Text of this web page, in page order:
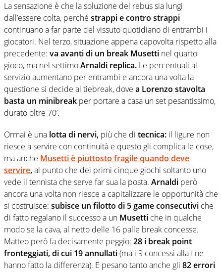
La sensazione è che la soluzione del rebus sia lungi
dall’essere colta, perché strappi e contro strappi
continuano a far parte del vissuto quotidiano di entrambi i
giocatori. Nel terzo, situazione appena capovolta rispetto alla
precedente: va avanti di un break Musetti nel quarto
gioco, ma nel settimoArnaldi replica. Le percentuali al
servizio aumentano per entrambi e ancora una volta la
questione si decide al tiebreak, dove a Lorenzo stavolta
basta un minibreak per portare a casa un set pesantissimo,
durato oltre 70’.
Ormai è una lotta di nervi, più che di tecnica: il ligure non
riesce a servire con continuità e questo gli complica le cose,
ma anche Musetti è piuttosto fragile quando deve
servire,al punto che dei primi cinque giochi soltanto uno
vede il tennista che serve far sua la posta. Arnaldi però
ancora una volta non riesce a capitalizzare le opportunità che
si costruisce: subisce un filotto di 5 game consecutivi che
di fatto regalano il successo a un Musetti che in qualche
modo se la cava, al netto delle 16 palle break concesse.
Matteo però fa decisamente peggio: 28 i break point
fronteggiati, di cui 19 annullati(ma i 9 concessi alla fine
hanno fatto la differenza). E pesano tanto anche gli 82 errori